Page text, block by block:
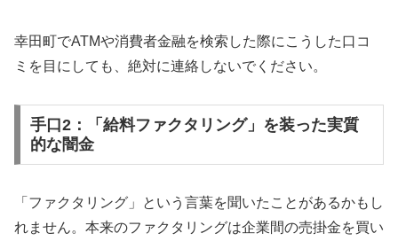
幸田町でATMや消費者金融を検索した際にこうした口コ
ミを目にしても、絶対に連絡しないでください。
手口2：「給料ファクタリング」を装った実質
的な闇金
「ファクタリング」という言葉を聞いたことがあるかもし
れません。本来のファクタリングは企業間の売掛金を買い